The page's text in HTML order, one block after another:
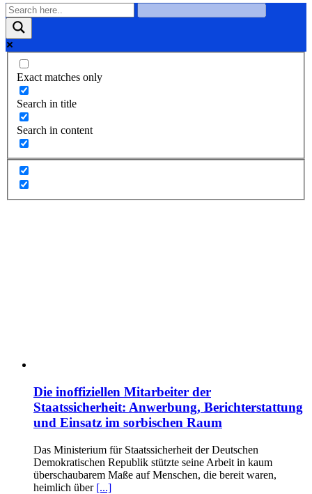
Exact matches only
Search in title
Search in content
Die inoffiziellen Mitarbeiter der
Staatssicherheit: Anwerbung, Berichterstattung
und Einsatz im sorbischen Raum
Das Ministerium für Staatssicherheit der Deutschen
Demokratischen Republik stützte seine Arbeit in kaum
überschaubarem Maße auf Menschen, die bereit waren,
heimlich über [...]